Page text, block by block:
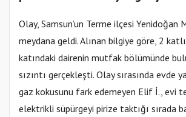
Olay, Samsun’un Terme ilçesi Yenidoğan
meydana geldi. Alınan bilgiye göre, 2
katındaki dairenin mutfak bölümünde
sızıntı gerçekleşti. Olay sırasında evde
gaz kokusunu fark edemeyen Elif İ., evi
elektrikli süpürgeyi pirize taktığı sırada